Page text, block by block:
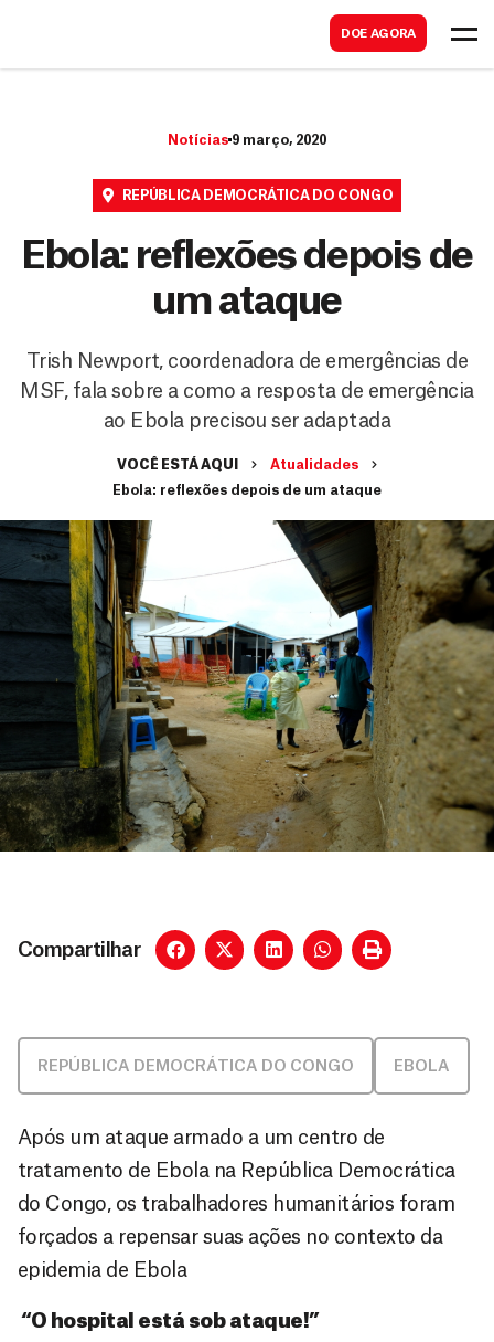
DOE AGORA
Notícias 9 março, 2020
REPÚBLICA DEMOCRÁTICA DO CONGO
Ebola: reflexões depois de
um ataque
Trish Newport, coordenadora de emergências de
MSF, fala sobre a como a resposta de emergência
ao Ebola precisou ser adaptada
VOCÊ ESTÁ AQUI
Atualidades
Ebola: reflexões depois de um ataque
Compartilhar
REPÚBLICA DEMOCRÁTICA DO CONGO EBOLA
Após um ataque armado a um centro de
tratamento de Ebola na República Democrática
do Congo, os trabalhadores humanitários foram
forçados a repensar suas ações no contexto da
epidemia de Ebola
“O hospital está sob ataque!”
a
r